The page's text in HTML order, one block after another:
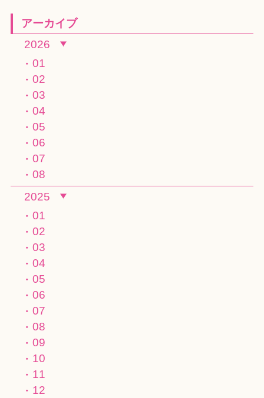
アーカイブ
2026
01
02
03
04
05
06
07
08
2025
01
02
03
04
05
06
07
08
09
10
11
12